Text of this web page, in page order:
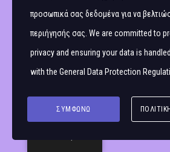
προσωπικά σας δεδομένα για να
περιήγησής σας. We are committed to
privacy and ensuring your data is
with the General Data Protection
ΣΥΜΦΩΝΏ